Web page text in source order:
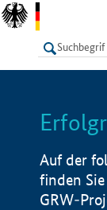
LISTE
Auf der
finden
GRW-